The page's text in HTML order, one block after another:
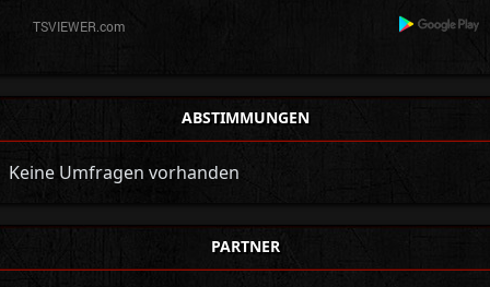
ABSTIMMUNGEN
Keine Umfragen vorhanden
PARTNER